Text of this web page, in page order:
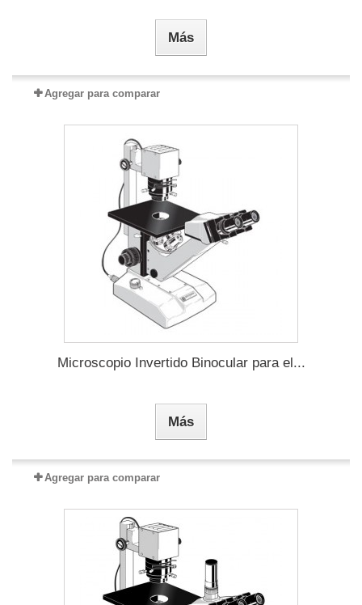
Más
Agregar para comparar
Microscopio Invertido Binocular para el...
Más
Agregar para comparar